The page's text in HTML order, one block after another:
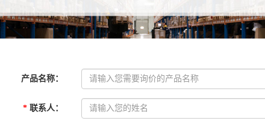
产品名称：
* 联系人 ：